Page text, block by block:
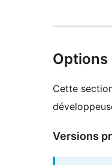
Options
Cette
Versions